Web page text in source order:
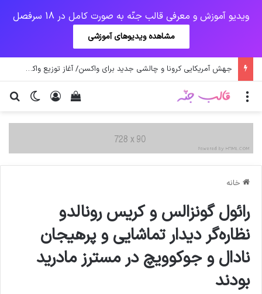
ویدیو آموزش و معرفی قالب جنّه به صورت کامل در 18 سرفصل
مشاهده ویدیوهای آموزشی
جهش آمریکایی کرونا و چالشی جدید برای واکسن/ آغاز توزیع واکسن از سوی اتحادیه کوواکس
تغییر ورود
دیدن سبد خرید منو
خانه
رائول گونزالس و کریس رونالدو
نظاره‌گر دیدار تماشایی و پرهیجان
نادال و جوکوویچ در مسترز مادرید
بودند